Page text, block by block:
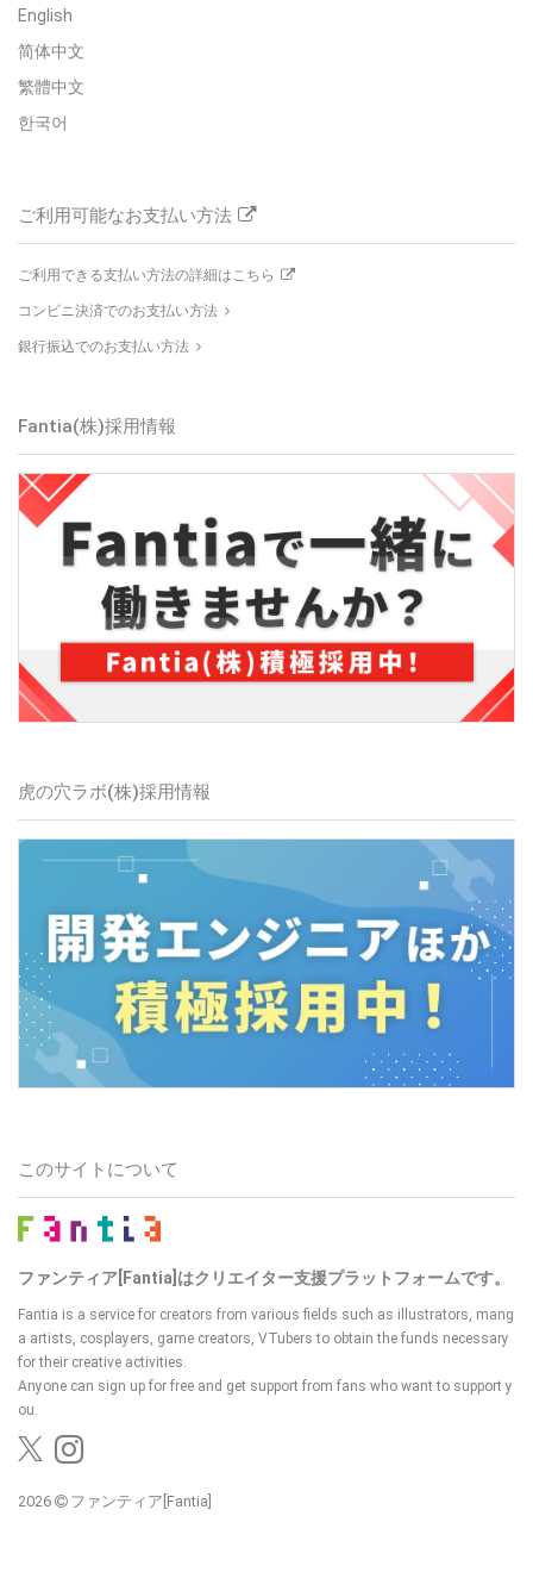
English
简体中文
繁體中文
한국어
ご利用可能なお支払い方法
ご利用できる支払い方法の詳細はこちら
コンビニ決済でのお支払い方法
銀行振込でのお支払い方法
Fantia(株)採用情報
虎の穴ラボ(株)採用情報
このサイトについて
ファンティア[Fantia]はクリエイター支援プラットフォームです。
Fantia is a service for creators from various fields such as illustrators, mang
a artists, cosplayers, game creators, VTubers to obtain the funds necessary
for their creative activities.
Anyone can sign up for free and get support from fans who want to support y
ou.
2026 ファンティア[Fantia]